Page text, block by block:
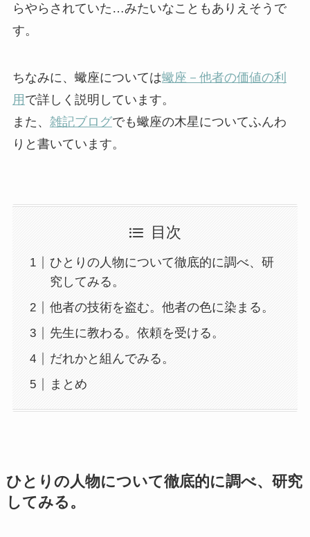
らやらされていた…みたいなこともありえそうで
す。
ちなみに、蠍座については蠍座－他者の価値の利
用 で詳しく説明しています。
また、 雑記ブログでも蠍座の木星についてふんわ
りと書いています。
目次
ひとりの人物について徹底的に調べ、研
究してみる。
他者の技術を盗む。他者の色に染まる。
先生に教わる。依頼を受ける。
だれかと組んでみる。
まとめ
ひとりの人物について徹底的に調べ、研究
してみる。